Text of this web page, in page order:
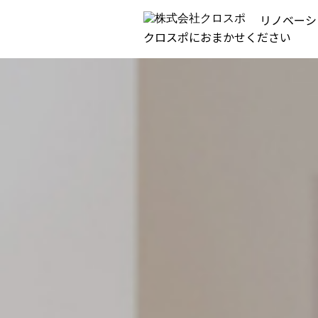
リノベー
クロスポにおまかせください